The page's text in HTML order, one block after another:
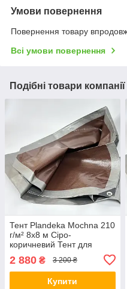
Умови повернення
Повернення товару
Всі умови повернення
Подібні товари компанії
Тент Plandeka Mochna 210
г/м² 8х8 м Сіро-
коричневий Тент для
для будівництва
2 880 ₴ 3 200 ₴
Купити